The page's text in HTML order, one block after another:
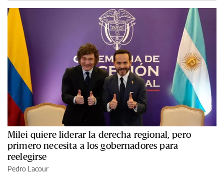
Milei quiere liderar la derecha regional, pero
primero necesita a los gobernadores para
reelegirse
Pedro Lacour